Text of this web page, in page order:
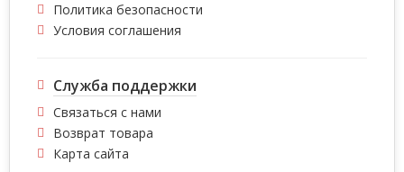
Политика безопасности
Условия соглашения
Служба поддержки
Связаться с нами
Возврат товара
Карта сайта